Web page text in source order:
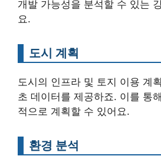
개발 가능성을 분석할 수 있는
요.
도시 계획
도시의 인프라 및 토지 이용 계
초 데이터를 제공하죠. 이를 통
적으로 계획할 수 있어요.
환경 분석